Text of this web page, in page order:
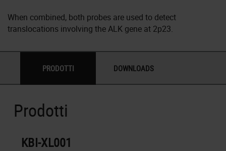
When combined, both probes are used to detect
translocations involving the ALK gene at 2p23.
PRODOTTI DOWNLOADS
Prodotti
KBI-XL001